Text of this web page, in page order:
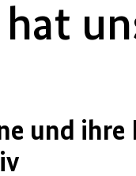
und